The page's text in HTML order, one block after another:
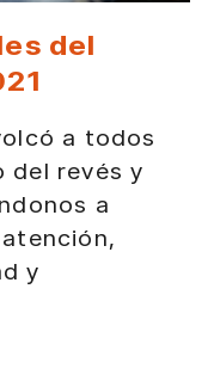
del
a todos
del revés y
a
y